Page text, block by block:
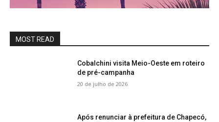
MOST READ
Cobalchini visita Meio-Oeste em roteiro
de pré-campanha
20 de julho de 2026
Após renunciar à prefeitura de Chapecó,